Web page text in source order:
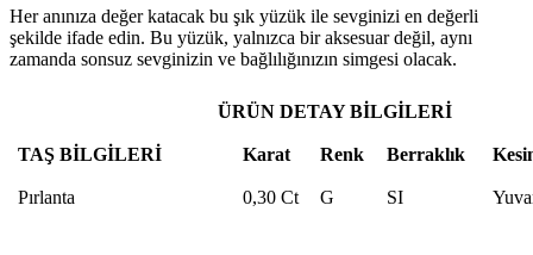
Her anınıza değer katacak bu şık yüzük ile sevginizi en değerli
şekilde ifade edin. Bu yüzük, yalnızca bir aksesuar değil, aynı
zamanda sonsuz sevginizin ve bağlılığınızın simgesi olacak.
ÜRÜN DETAY BİLGİLERİ
TAŞ BİLGİLERİ Karat Renk Berraklık
Pırlanta 0,30 Ct G SI